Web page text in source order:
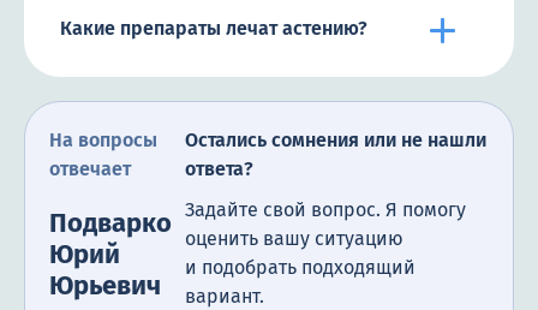
Какие препараты лечат астению?
На вопросы
отвечает
Подварко
Юрий
Юрьевич
Остались сомнения или не нашли
ответа?
Задайте свой вопрос. Я помогу
оценить вашу ситуацию
и подобрать подходящий
вариант.